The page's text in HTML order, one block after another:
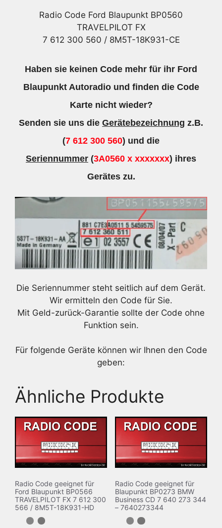
Radio Code Ford Blaupunkt BP0560
TRAVELPILOT FX
7 612 300 560 / 8M5T-18K931-CE
Haben sie keinen Code mehr für ihr Ford
Blaupunkt Autoradio und finden die Code
Karte nicht wieder?
Senden sie uns die Gerätebezeichnung z.B.
(7 612 300 560) und die
Seriennummer (3A0560 x xxxxxxx) ihres
Gerätes zu.
Die Seriennummer steht seitlich auf dem Gerät.
Wir ermitteln den Code für Sie.
Mit Geld-zurück-Garantie sollte der Code ohne
Funktion sein.
Für folgende Geräte können wir Ihnen den Code
geben:
Ähnliche Produkte
Radio Code geeignet für
Ford Blaupunkt BP0566
TRAVELPILOT FX 7 612 300
566 / 8M5T-18K931-HD
Radio Code geeignet für
Blaupunkt BP0273 BMW
Business CD 7 640 273 344
– 7640273344